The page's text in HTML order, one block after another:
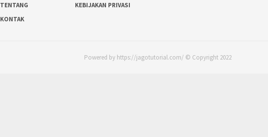
TENTANG
KEBIJAKAN PRIVASI
KONTAK
Powered by https://jagotutorial.com/ © Copyright 2022